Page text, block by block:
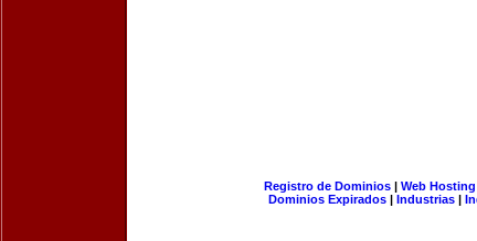
Registro de Dominios| Web Hosting
Dominios Expirados | Industrias |